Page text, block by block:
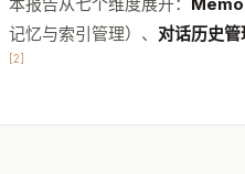
记忆与索引管理）、 对话历史管
[2]